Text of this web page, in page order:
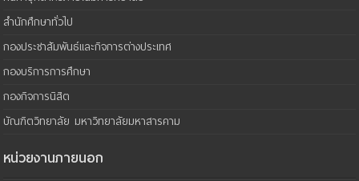
สำนักศึกษาทั่วไป
กองประชาสัมพันธ์และกิจการต่างประเทศ
กองบริการการศึกษา
กองกิจการนิสิต
บัณฑิตวิทยาลัย มหาวิทยาลัยมหาสารคาม
หน่วยงานภายนอก